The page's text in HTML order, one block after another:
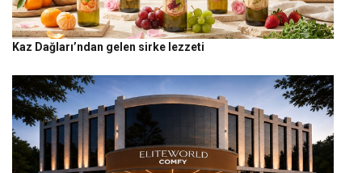
Kaz Dağları’ndan gelen sirke lezzeti